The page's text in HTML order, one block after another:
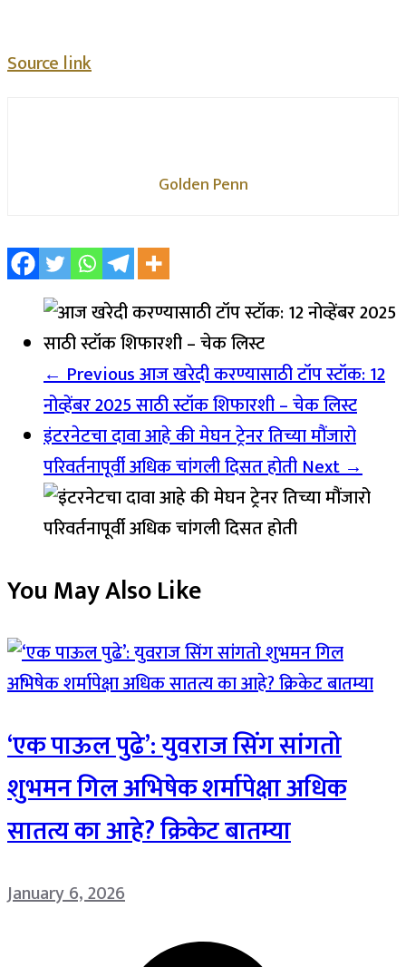
Source link
Golden Penn
← Previousआज खरेदी करण्यासाठी टॉप स्टॉक: 12
नोव्हेंबर 2025 साठी स्टॉक शिफारशी – चेक लिस्ट
इंटरनेटचा दावा आहे की मेघन ट्रेनर तिच्या मौंजारो
परिवर्तनापूर्वी अधिक चांगली दिसत होतीNext →
You May Also Like
‘एक पाऊल पुढे’: युवराज सिंग सांगतो
शुभमन गिल अभिषेक शर्मापेक्षा अधिक
सातत्य का आहे? क्रिकेट बातम्या
January 6, 2026